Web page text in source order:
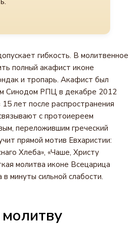
гибкость. В молитвенное
полный акафист иконе
и тропарь. Акафист был
Синодом РПЦ в декабре 2012
лет после распространения
с протоиереем
переложившим греческий
прямой мотив Евхаристии:
Хлеба», «Чаше, Христу
молитва иконе Всецарица
в минуты сильной слабости.